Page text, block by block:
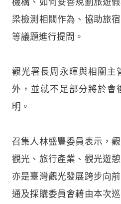
梁檢測相關作為、協助旅
等議題進行提問。
觀光署長周永暉與相關主
外，並就不足部分將於會
明。
召集人林盛豐委員表示，
觀光、旅行產業、觀光遊
亦是臺灣觀光發展跨步向
通及採購委員會藉由本次